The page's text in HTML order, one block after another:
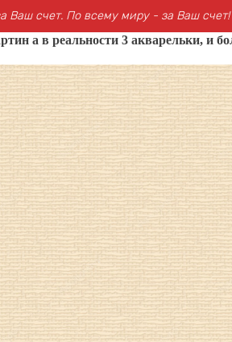
Ваш счет. По всему миру - за Ваш счет!
а в реальности 3 акварельки, и